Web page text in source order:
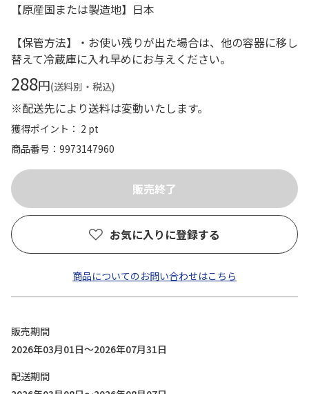
【原産国または製造地】日本
【保管方法】・お使い残りが出た場合は、他の容器に移し
替えて冷蔵庫に入れ早めにお与えください。
288円(送料別・税込)
※配送先により送料は変動いたします。
獲得ポイント： 2 pt
商品番号
9973147960
お気に入りに登録する
商品についてのお問い合わせはこちら
販売期間
2026年03月01日～2026年07月31日
配送期間